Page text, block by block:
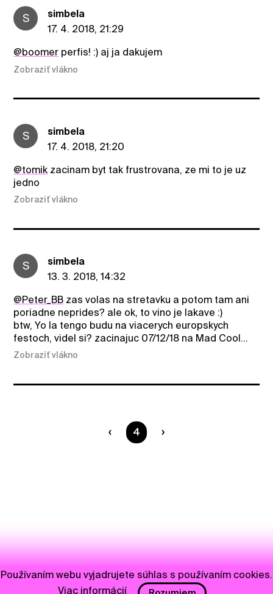
S
simbela
17. 4. 2018, 21:29
@boomer perfis! :) aj ja dakujem
Zobraziť vlákno
S
simbela
17. 4. 2018, 21:20
@tomik zacinam byt tak frustrovana, ze mi to je uz
jedno
Zobraziť vlákno
S
simbela
13. 3. 2018, 14:32
@Peter_BB zas volas na stretavku a potom tam ani
poriadne neprides? ale ok, to vino je lakave :)
btw, Yo la tengo budu na viacerych europskych
festoch, videl si? zacinajuc 07/12/18 na Mad Cool...
Zobraziť vlákno
Ste na strane
4
Používaním webu vyjadrujete súhlas s používaním cookies.
Viac informácií